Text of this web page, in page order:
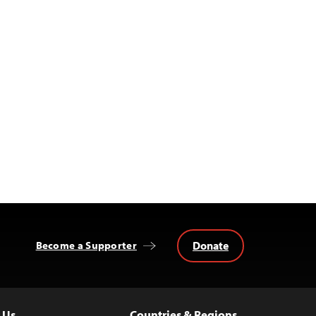
Become a Supporter Donate